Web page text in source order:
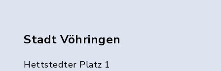
Stadt Vöhringen
Hettstedter Platz 1